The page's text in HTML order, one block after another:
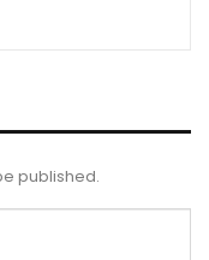
published.